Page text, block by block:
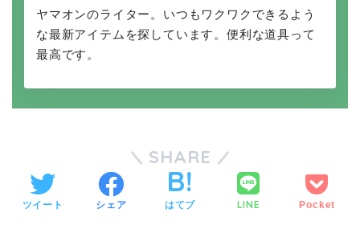
ヤマオンのライター。いつもワクワクできるよう
な最新アイテムを探しています。便利な道具って
最高です。
SHARE
ツイート シェア はてブ LINE Pocket